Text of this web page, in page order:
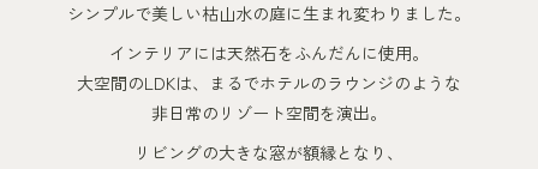
シンプルで美しい枯山水の庭に生まれ変わりました。
インテリアには天然石をふんだんに使用。
大空間のLDKは、まるでホテルのラウンジのような
非日常のリゾート空間を演出。
リビングの大きな窓が額縁となり、